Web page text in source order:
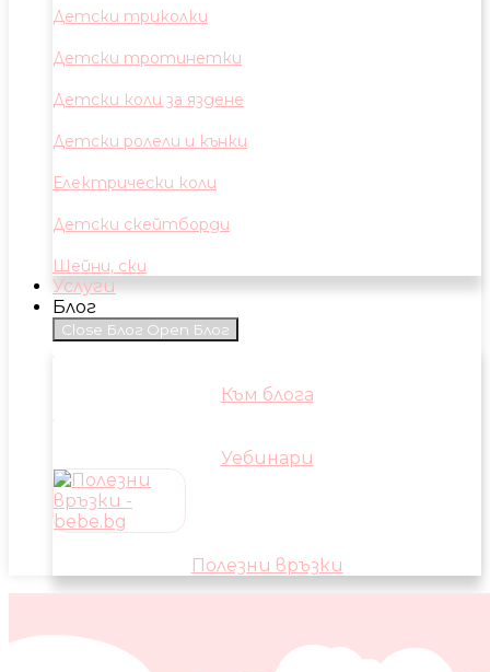
Детски триколки
Детски тротинетки
Детски коли за яздене
Детски ролели и кънки
Електрически коли
Детски скейтборди
Шейни, ски
Услуги
Блог
Close Блог Open Блог
Към блога
Уебинари
Полезни връзки